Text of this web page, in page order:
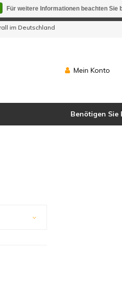
im Deutschland
Mein Konto
Benötigen Sie
Für weitere Informationen beachten
werden geliefert.